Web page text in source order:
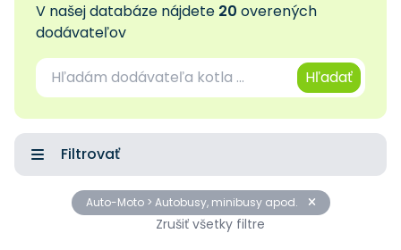
V našej databáze nájdete 20 overených
dodávateľov
Hľadať
Filtrovať
Auto-Moto > Autobusy, minibusy apod.
Zrušiť všetky filtre